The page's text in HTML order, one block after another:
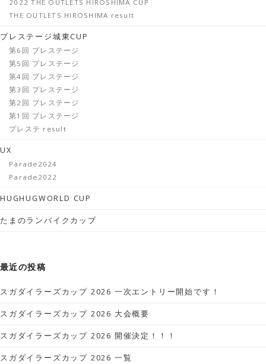
2022 THE OUTLETS HIROSHIMA CUP
THE OUTLETS HIROSHIMA result
プレステージ城東CUP
第6回 プレステージ
第5回 プレステージ
第4回 プレステージ
第3回 プレステージ
第2回 プレステージ
第1回 プレステージ
プレステ result
UX
Parade2024
Parade2022
HUGHUGWORLD CUP
たまのランバイクカップ
最近の投稿
スガダイラーズカップ 2026 一次エントリー開始です！
スガダイラーズカップ 2026 大会概要
スガダイラーズカップ 2026 開催決定！！！
スガダイラーズカップ 2026 一覧